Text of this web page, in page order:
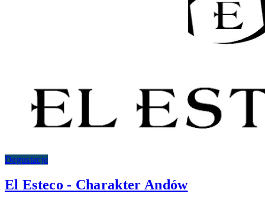
Degustacje
El Esteco - Charakter Andów